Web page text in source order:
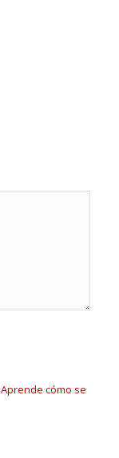
Aprende cómo se